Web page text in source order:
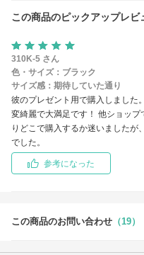
この商品のピックアップレビ
310K-5 さん
色・サイズ： ブラック
サイズ感： 期待していた通り
彼のプレゼント用で購入しました
変綺麗で大満足です！ 他ショップ
りどこで購入するか迷いましたが
でした。
参考になった
この商品のお問い合わせ （19）